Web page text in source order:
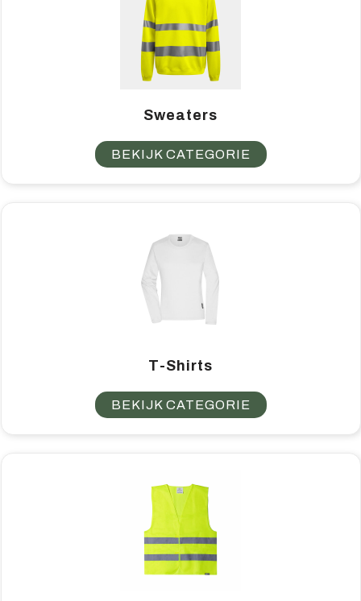
Sweaters
BEKIJK CATEGORIE
T-Shirts
BEKIJK CATEGORIE